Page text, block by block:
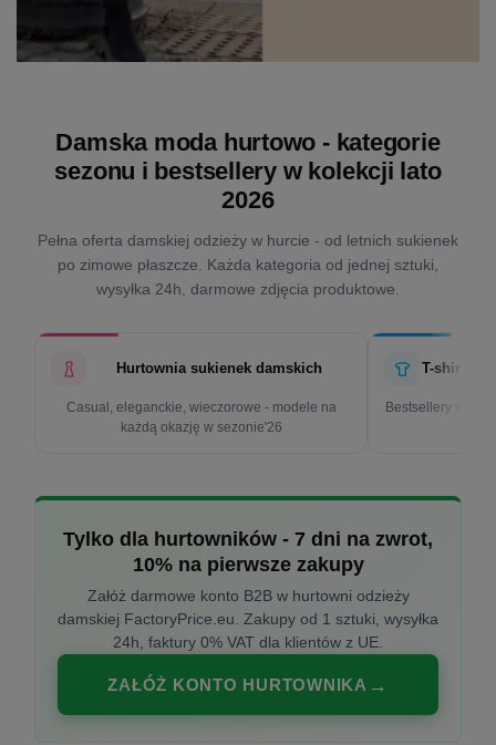
Damska moda hurtowo - kategorie
sezonu i bestsellery w kolekcji lato
2026
Pełna oferta damskiej odzieży w hurcie - od letnich sukienek
po zimowe płaszcze. Każda kategoria od jednej sztuki,
wysyłka 24h, darmowe zdjęcia produktowe.
Hurtownia sukienek damskich
Casual, eleganckie, wieczorowe - modele na
każdą okazję w sezonie'26
T-shirty
Bestsellery w
Tylko dla hurtowników - 7 dni na zwrot,
10% na pierwsze zakupy
Załóż darmowe konto B2B w hurtowni odzieży
damskiej FactoryPrice.eu. Zakupy od 1 sztuki, wysyłka
24h, faktury 0% VAT dla klientów z UE.
ZAŁÓŻ KONTO HURTOWNIKA